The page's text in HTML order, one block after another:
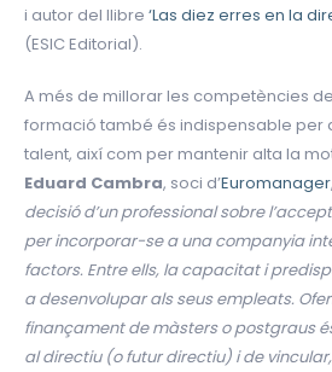
i autor del llibre ‘Las diez erres en la
(ESIC Editorial).
A més de millorar les competències
formació també és indispensable per
talent, així com per mantenir alta la
Eduard Cambra, soci d’Euromanager
decisió d’un professional sobre
per incorporar-se a una companyia
factors. Entre ells, la capacitat i
a desenvolupar als seus empleats.
finançament de màsters o postgraus
al directiu (o futur directiu) i de